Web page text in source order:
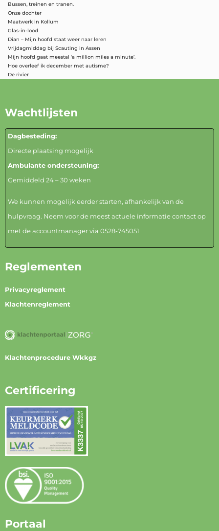
Bussen, treinen en tranen.
Onze dochter
Maatwerk in Kollum
Glas-in-lood
Dian – Mijn hoofd staat weer naar leren
Vrijdagmiddag bij Scauting in Assen
Mijn hoofd gaat meestal ‘a million miles a minute’.
Hoe overleef ik december met autisme?
De rivier
Wachtlijsten
Dagbesteding:
Directe plaatsing mogelijk
Ambulante ondersteuning:
Gemiddeld 24 – 30 weken
We kunnen mogelijk eerder starten, afhankelijk van de
hulpvraag. Neem voor de meest actuele informatie contact op
met de accountmanager via 0528-745051
Reglementen
Privacyreglement
Klachtenreglement
Klachtenprocedure Wkkgz
Certificering
Portaal